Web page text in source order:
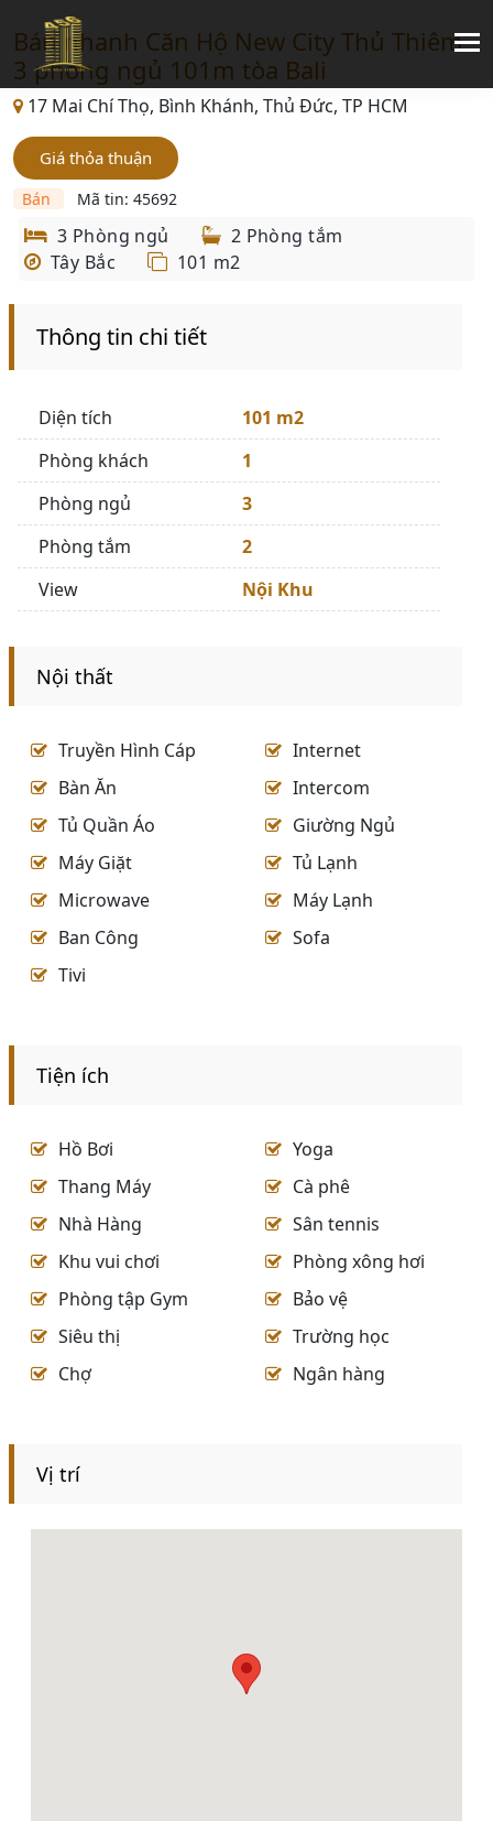
Bán nhanh Căn Hộ New City Thủ Thiêm
3 phòng ngủ 101m tòa Bali
17 Mai Chí Thọ, Bình Khánh, Thủ Đức, TP HCM
Giá thỏa thuận
Bán Mã tin: 45692
3 Phòng ngủ
2 Phòng tắm
Tây Bắc
101 m2
Thông tin chi tiết
Diện tích
101 m2
Phòng khách
1
Phòng ngủ
3
Phòng tắm
2
View
Nội Khu
Nội thất
Truyền Hình Cáp
Internet
Bàn Ăn
Intercom
Tủ Quần Áo
Giường Ngủ
Máy Giặt
Tủ Lạnh
Microwave
Máy Lạnh
Ban Công
Sofa
Tivi
Tiện ích
Hồ Bơi
Yoga
Thang Máy
Cà phê
Nhà Hàng
Sân tennis
Khu vui chơi
Phòng xông hơi
Phòng tập Gym
Bảo vệ
Siêu thị
Trường học
Chợ
Ngân hàng
Vị trí